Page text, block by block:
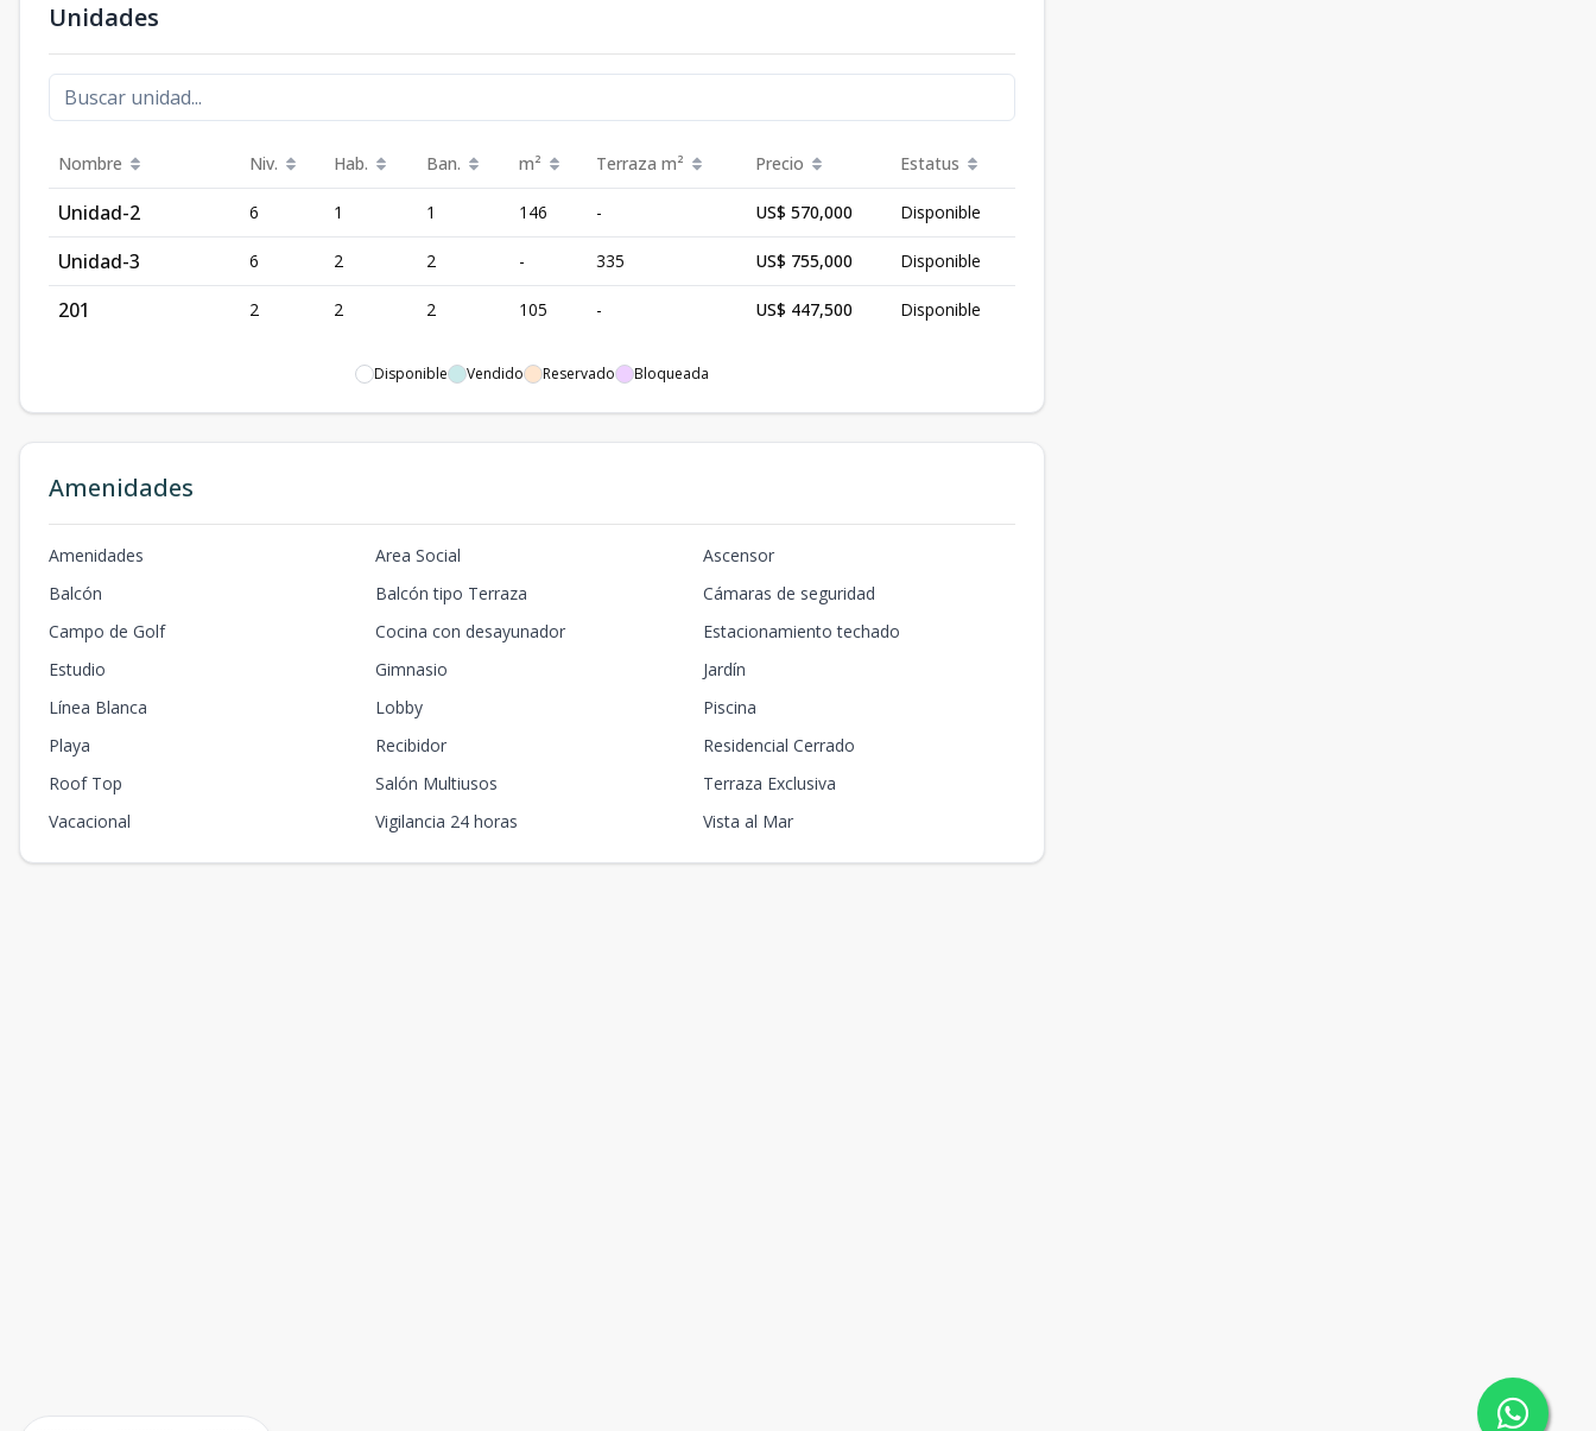
Unidades
Nombre Niv. Hab. Ban. m² Terraza m² Precio Estatus
Unidad-2 6 1 1 146 - US$ 570,000 Disponible
Unidad-3 6 2 2 - 335 US$ 755,000 Disponible
201 2 2 2 105 - US$ 447,500 Disponible
Disponible Vendido Reservado Bloqueada
Amenidades
Amenidades Area Social
Ascensor
Balcón
Balcón tipo Terraza
Cámaras de seguridad
Campo de Golf
Cocina con desayunador
Estacionamiento techado
Estudio
Gimnasio
Jardín
Línea Blanca
Lobby
Piscina
Playa
Recibidor
Residencial Cerrado
Roof Top
Salón Multiusos
Terraza Exclusiva
Vacacional
Vigilancia 24 horas Vista al Mar